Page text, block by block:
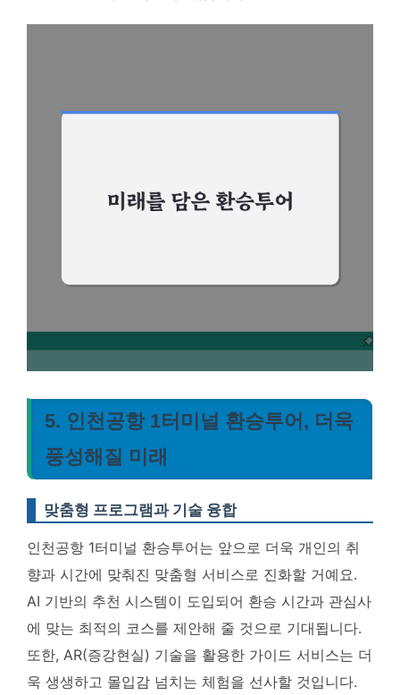
5. 인천공항 1터미널 환승투어, 더욱
풍성해질 미래
맞춤형 프로그램과 기술 융합
인천공항 1터미널 환승투어는 앞으로 더욱 개인의 취
향과 시간에 맞춰진 맞춤형 서비스로 진화할 거예요.
AI 기반의 추천 시스템이 도입되어 환승 시간과 관심사
에 맞는 최적의 코스를 제안해 줄 것으로 기대됩니다.
또한, AR(증강현실) 기술을 활용한 가이드 서비스는 더
욱 생생하고 몰입감 넘치는 체험을 선사할 것입니다.